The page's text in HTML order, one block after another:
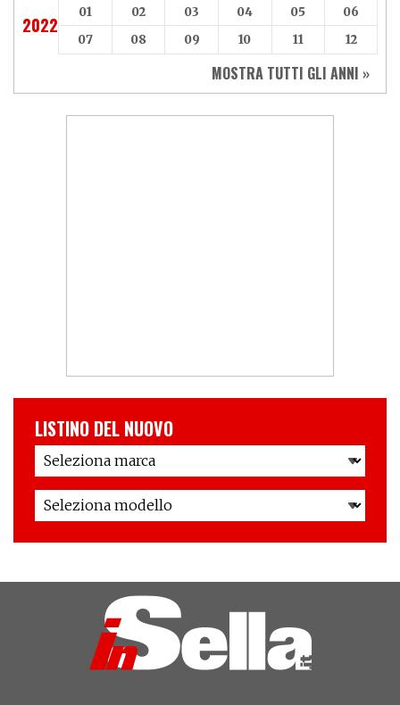
2022
01 02 03 04 05
06
07
08 09 10 11 12
MOSTRA TUTTI GLI ANNI »
LISTINO DEL NUOVO